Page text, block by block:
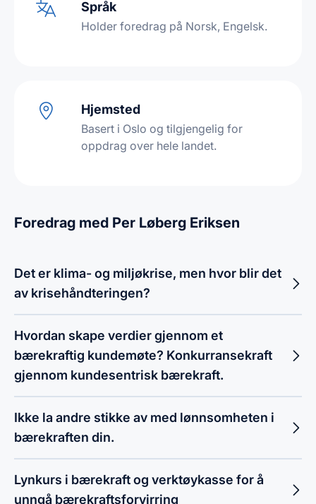
Språk
Holder foredrag på Norsk, Engelsk.
Hjemsted
Basert i Oslo og tilgjengelig for
oppdrag over hele landet.
Foredrag med Per Løberg Eriksen
Det er klima- og miljøkrise, men hvor blir det
av krisehåndteringen?
Hvordan skape verdier gjennom et
bærekraftig kundemøte? Konkurransekraft
gjennom kundesentrisk bærekraft.
Ikke la andre stikke av med lønnsomheten i
bærekraften din.
Lynkurs i bærekraft og verktøykasse for å
unngå bærekraftsforvirring